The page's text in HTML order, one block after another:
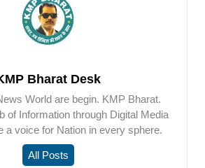
Bharat Desk
World are begin. KMP Bharat.
of Information through Digital Media
a voice for Nation in every sphere.
All Posts